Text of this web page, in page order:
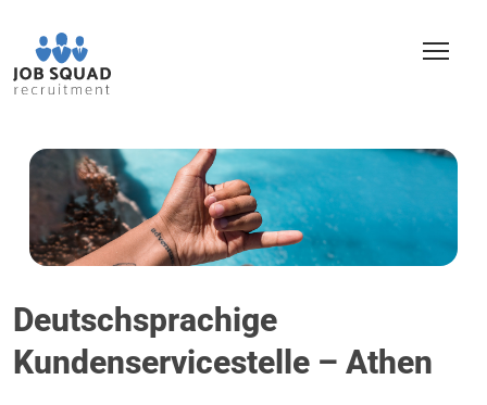
Deutschsprachige
Kundenservicestelle – Athen